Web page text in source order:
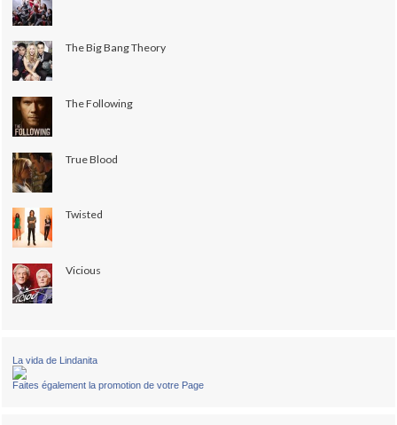
The Big Bang Theory
The Following
True Blood
Twisted
Vicious
La vida de Lindanita
Faites également la promotion de votre Page